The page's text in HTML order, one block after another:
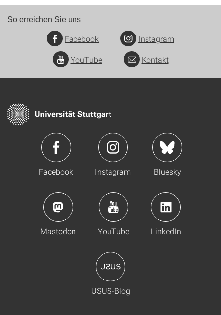
So erreichen Sie uns
Facebook
Instagram
YouTube
Kontakt
Facebook Instagram Bluesky
Mastodon YouTube LinkedIn
USUS-Blog